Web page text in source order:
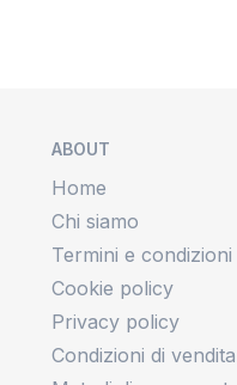
ABOUT
Home
Chi siamo
Termini e condizioni
Cookie policy
Privacy policy
Condizioni di vendita